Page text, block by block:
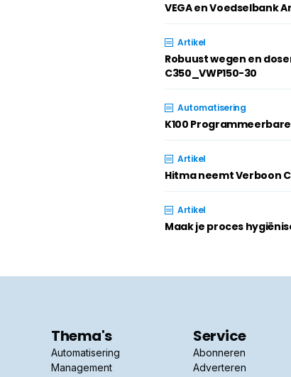
VEGA en Voedselbank
Artikel
Robuust wegen en
C350_VWP150-30
Automatisering
K100
Artikel
Hitma neemt Verboon
Artikel
Maak je proces
Thema's
Automatisering
Management
Service
Abonneren
Adverteren